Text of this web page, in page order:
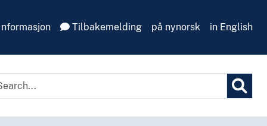
Tilbakemelding på nynorsk in English